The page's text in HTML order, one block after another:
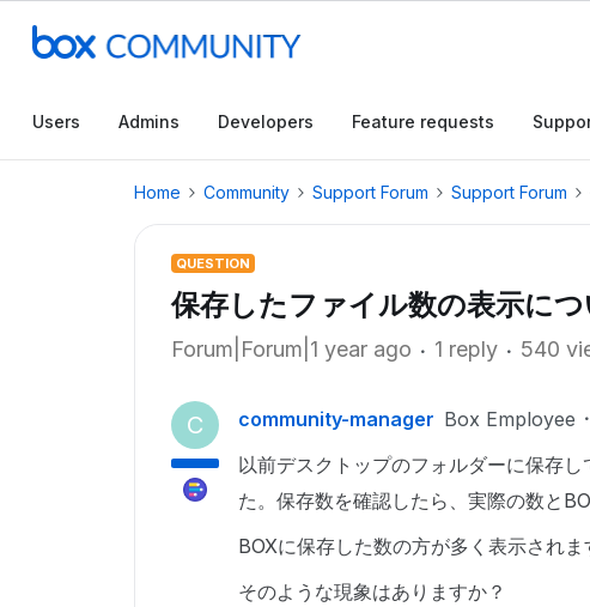
Users Admins Developers Feature requests
Home Community Support Forum Support Forum
QUESTION
保存したファイル数の表示につ
Forum|Forum|1 year ago 1 reply 540
C community-manager Box Employee
以前デスクトップのフォルダーに保存
た。保存数を確認したら、実際の数と
BOXに保存した数の方が多く表示されま
そのような現象はありますか？